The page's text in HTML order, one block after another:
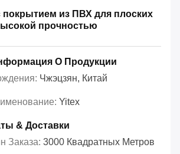
покрытием из ПВХ для плоских
прочностью
О Продукции
Чжэцзян, Китай
Yitex
& Доставки
Заказа: 3000 Квадратных Метров